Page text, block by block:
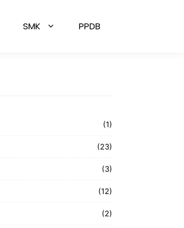
SMK PPDB
(1)
(23)
(3)
(12)
(2)